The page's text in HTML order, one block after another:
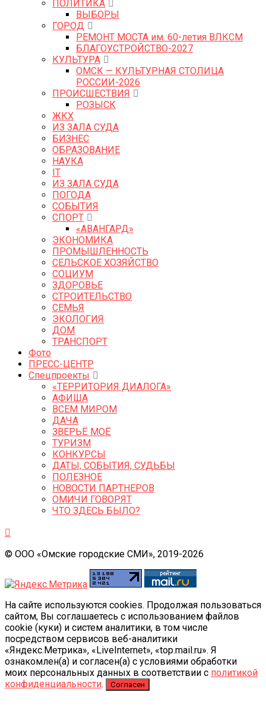
ПОЛИТИКА
ВЫБОРЫ
ГОРОД
РЕМОНТ МОСТА им. 60-летия ВЛКСМ
БЛАГОУСТРОЙСТВО-2027
КУЛЬТУРА
ОМСК — КУЛЬТУРНАЯ СТОЛИЦА
РОССИИ-2026
ПРОИСШЕСТВИЯ
РОЗЫСК
ЖКХ
ИЗ ЗАЛА СУДА
БИЗНЕС
ОБРАЗОВАНИЕ
НАУКА
IT
ИЗ ЗАЛА СУДА
ПОГОДА
СОБЫТИЯ
СПОРТ
«АВАНГАРД»
ЭКОНОМИКА
ПРОМЫШЛЕННОСТЬ
СЕЛЬСКОЕ ХОЗЯЙСТВО
СОЦИУМ
ЗДОРОВЬЕ
СТРОИТЕЛЬСТВО
СЕМЬЯ
ЭКОЛОГИЯ
ДОМ
ТРАНСПОРТ
Фото
ПРЕСС-ЦЕНТР
Спецпроекты
«ТЕРРИТОРИЯ ДИАЛОГА»
АФИША
ВСЕМ МИРОМ
ДАЧА
ЗВЕРЬЁ МОЁ
ТУРИЗМ
КОНКУРСЫ
ДАТЫ, СОБЫТИЯ, СУДЬБЫ
ПОЛЕЗНОЕ
НОВОСТИ ПАРТНЕРОВ
ОМИЧИ ГОВОРЯТ
ЧТО ЗДЕСЬ БЫЛО?
© ООО «Омские городские СМИ», 2019-2026
На сайте используются cookies. Продолжая пользоваться
сайтом, Вы соглашаетесь с использованием файлов
cookie (куки) и систем аналитики, в том числе
посредством сервисов веб-аналитики
«Яндекс.Метрика», «LiveInternet», «top.mail.ru». Я
ознакомлен(а) и согласен(а) с условиями обработки
моих персональных данных в соответствии с политикой
конфиденциальности. Согласен